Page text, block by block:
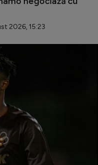
2026, 15:23